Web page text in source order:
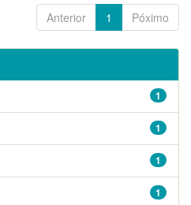
Anterior 1 Póximo
1
1
1
1